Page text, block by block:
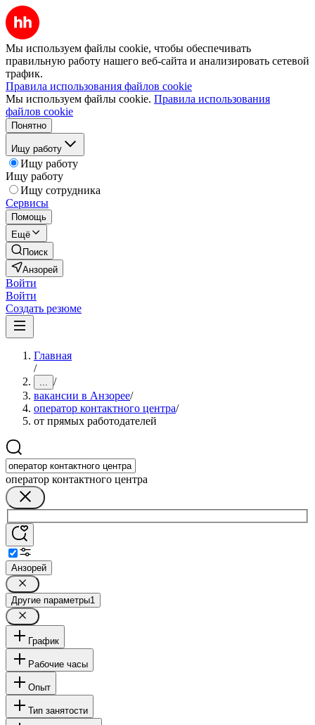
Мы используем файлы cookie, чтобы обеспечивать
правильную работу нашего веб-сайта и анализировать сетевой
трафик.
Правила использования файлов cookie
Мы используем файлы cookie. Правила использования
файлов cookie
Понятно
Ищу работу
Ищу работу
Ищу работу
Ищу сотрудника
Сервисы
Помощь
Ещё
Поиск
Анзорей
Войти
Войти
Создать резюме
Главная
/
... /
вакансии в Анзорее/
оператор контактного центра/
от прямых работодателей
оператор контактного центра
Анзорей
Другие параметры1
График
Рабочие часы
Опыт
Тип занятости